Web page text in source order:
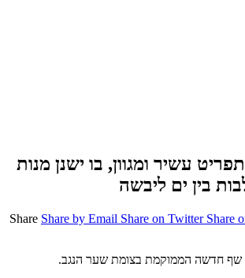
עשיר ומגוון, בו ישנן מנות
בין ים ליבשה
Share Share by Email Share on Twitter Share